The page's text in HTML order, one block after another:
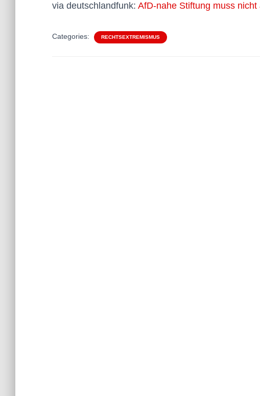
via deutschlandfunk: AfD-nahe Stiftung muss
Categories: RECHTSEXTREMISMUS